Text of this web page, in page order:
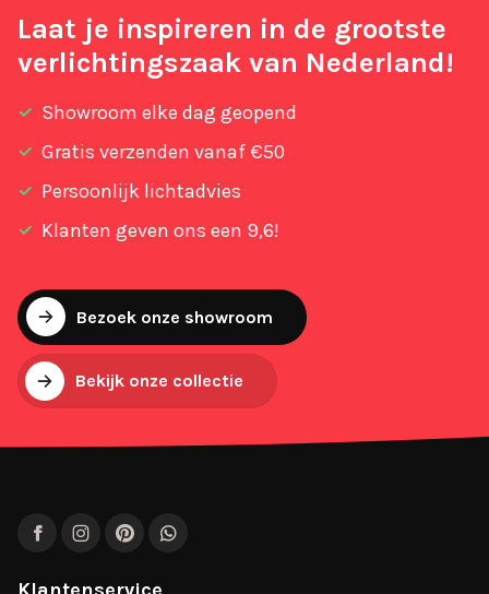
Laat je inspireren in de grootste
verlichtingszaak van Nederland!
Showroom elke dag geopend
Gratis verzenden vanaf €50
Persoonlijk lichtadvies
Klanten geven ons een 9,6!
Bezoek onze showroom
Bekijk onze collectie
FacebookInstagram
PinterestWhatsApp
Klantenservice